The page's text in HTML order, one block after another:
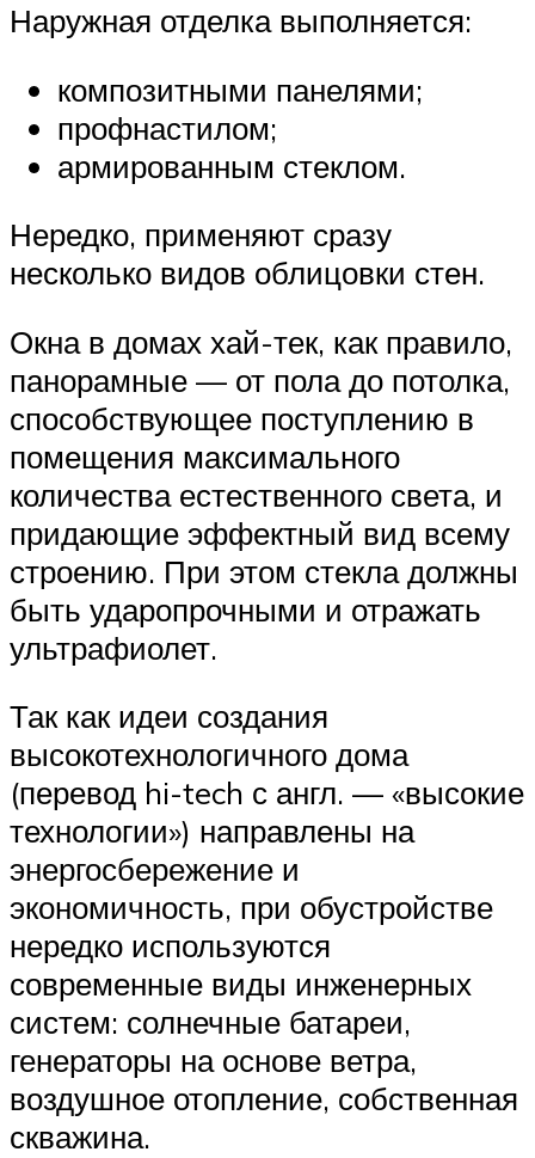
Наружная отделка выполняется:
композитными панелями;
профнастилом;
армированным стеклом.
Нередко, применяют сразу
несколько видов облицовки стен.
Окна в домах хай-тек, как правило,
панорамные — от пола до потолка,
способствующее поступлению в
помещения максимального
количества естественного света, и
придающие эффектный вид всему
строению. При этом стекла должны
быть ударопрочными и отражать
ультрафиолет.
Так как идеи создания
высокотехнологичного дома
(перевод hi-tech с англ. — «высокие
технологии») направлены на
энергосбережение и
экономичность, при обустройстве
нередко используются
современные виды инженерных
систем: солнечные батареи,
генераторы на основе ветра,
воздушное отопление, собственная
скважина.